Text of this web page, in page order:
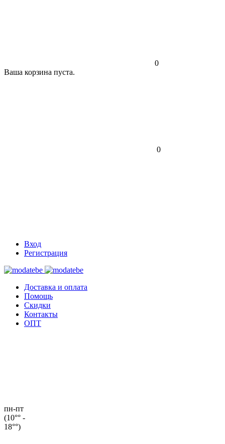
0
Ваша корзина пуста.
0
Вход
Регистрация
Доставка и оплата
Помощь
Скидки
Контакты
ОПТ
пн-пт
(10°° -
18°°)